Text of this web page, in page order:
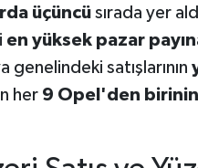
üçüncüsırada yer
en yüksek pazar
satışlarının
her 9 Opel'den